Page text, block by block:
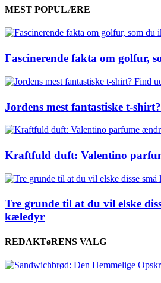
MEST POPULÆRE
Fascinerende fakta om golfur,
Jordens mest fantastiske t-
Kraftfuld duft: Valentino
Tre grunde til at du vil elske
kæledyr
REDAKTøRENS VALG